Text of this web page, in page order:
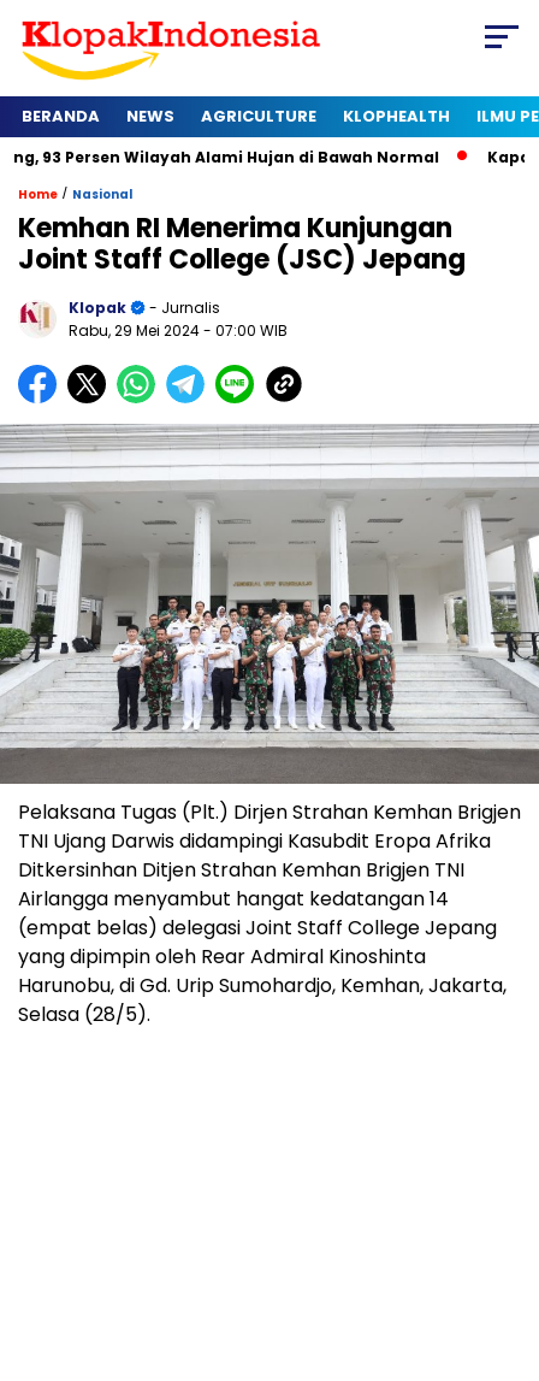
BERANDA NEWS AGRICULTURE KLOPHEALTH ILMU
Wilayah Alami Hujan di Bawah Normal Kapan Sertifikat
Home / Nasional
Kemhan RI Menerima Kunjungan
Joint Staff College (JSC) Jepang
Klopak
- Jurnalis
Rabu, 29 Mei 2024- 07:00 WIB
Pelaksana Tugas (Plt.) Dirjen Strahan Kemhan Brigjen
TNI Ujang Darwis didampingi Kasubdit Eropa Afrika
Ditkersinhan Ditjen Strahan Kemhan Brigjen TNI
Airlangga menyambut hangat kedatangan 14
(empat belas) delegasi Joint Staff College Jepang
yang dipimpin oleh Rear Admiral Kinoshinta
Harunobu, di Gd. Urip Sumohardjo, Kemhan, Jakarta,
Selasa (28/5).